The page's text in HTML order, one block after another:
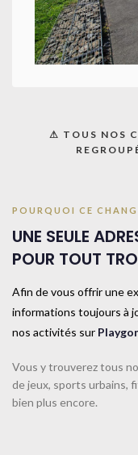
⚠ TOUS NOS
POURQUOI CE
UNE SEULE
POUR TOUT
Afin de vous offrir une
informations toujours à
nos activités sur
Vous y trouverez tous
de jeux, sports urbains,
bien plus encore.
Cerceau plat
Les cerceaux plats
Ajouter à la liste
UGS :063027J
Share:
TAILLE